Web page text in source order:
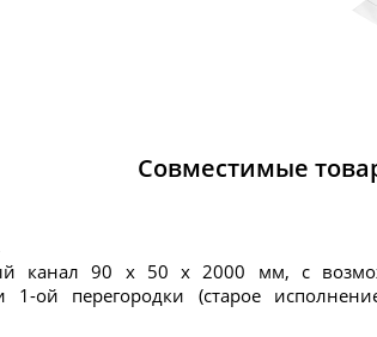
Совместимые
канал 90 х 50 x 2000 мм, с
1-ой перегородки (старое